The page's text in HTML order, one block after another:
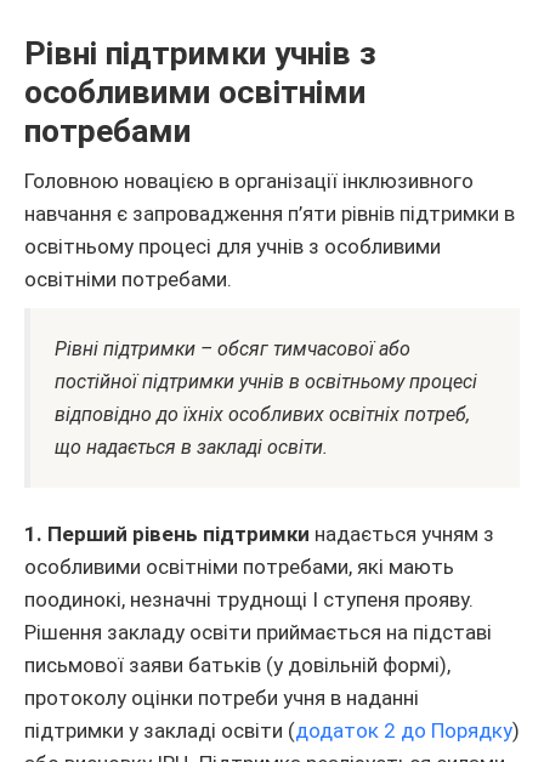
Рівні підтримки учнів з
особливими освітніми
потребами
Головною новацією в організації інклюзивного
навчання є запровадження п’яти рівнів підтримки в
освітньому процесі для учнів з особливими
освітніми потребами.
Рівні підтримки – обсяг тимчасової або
постійної підтримки учнів в освітньому процесі
відповідно до їхніх особливих освітніх потреб,
що надається в закладі освіти.
1. Перший рівень підтримки надається учням з
особливими освітніми потребами, які мають
поодинокі, незначні труднощі І ступеня прояву.
Рішення закладу освіти приймається на підставі
письмової заяви батьків (у довільній формі),
протоколу оцінки потреби учня в наданні
підтримки у закладі освіти (додаток 2 до Порядку)